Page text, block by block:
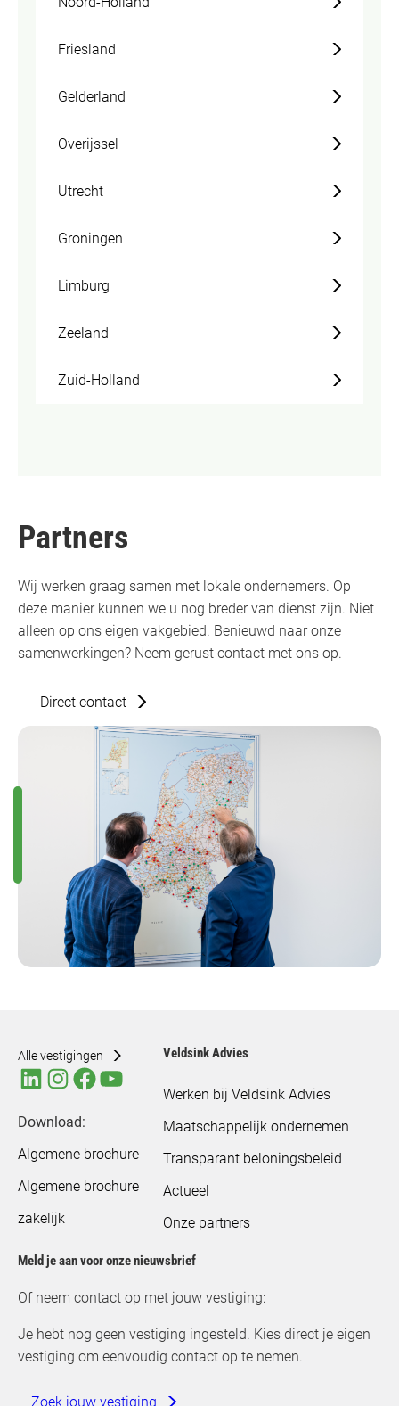
Friesland
Gelderland
Overijssel
Utrecht
Groningen
Limburg
Zeeland
Zuid-Holland
Partners
Wij werken graag samen met lokale ondernemers. Op
deze manier kunnen we u nog breder van dienst zijn. Niet
alleen op ons eigen vakgebied. Benieuwd naar onze
samenwerkingen? Neem gerust contact met ons op.
Direct contact
Alle vestigingen
Download:
Algemene brochure
Algemene brochure
zakelijk
Veldsink Advies
Werken bij Veldsink Advies
Maatschappelijk ondernemen
Transparant beloningsbeleid
Actueel
Onze partners
Meld je aan voor onze nieuwsbrief
Of neem contact op met jouw vestiging:
Je hebt nog geen vestiging ingesteld. Kies direct je eigen
vestiging om eenvoudig contact op te nemen.
Zoek jouw vestiging